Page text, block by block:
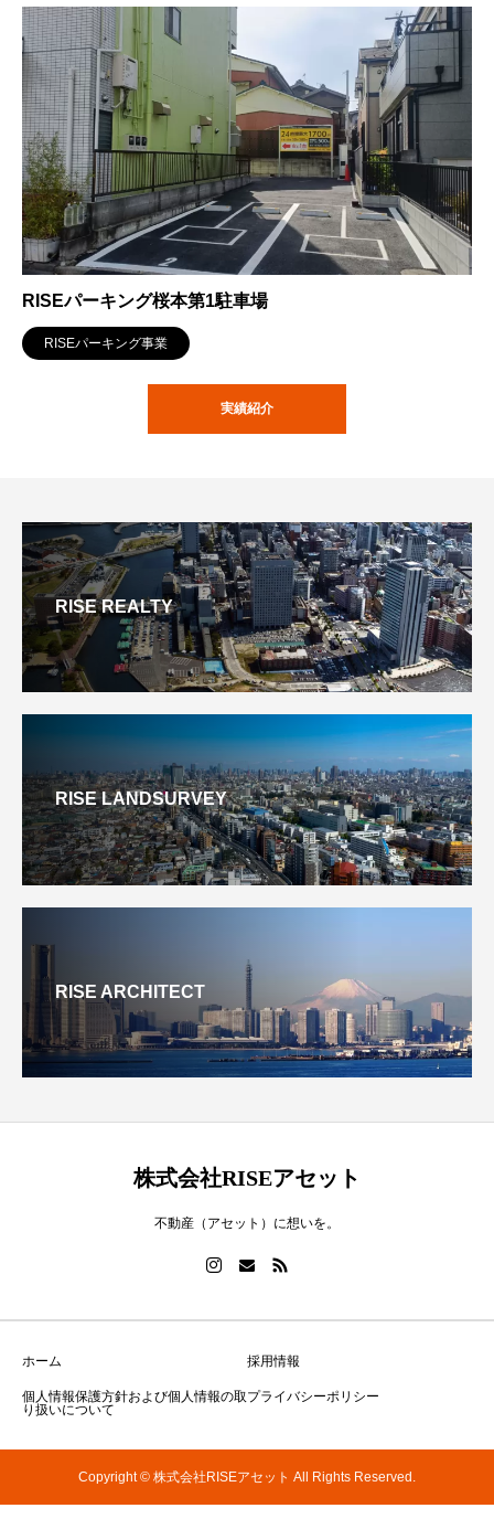
RISEパーキング桜本第1駐車場
RISEパーキング事業
実績紹介
RISE REALTY
RISE LANDSURVEY
RISE ARCHITECT
株式会社RISEアセット
不動産（アセット）に想いを。
ホーム 採用情報
個人情報保護方針および個人情報の取
り扱いについて
プライバシーポリシー
Copyright © 株式会社RISEアセット All Rights Reserved.